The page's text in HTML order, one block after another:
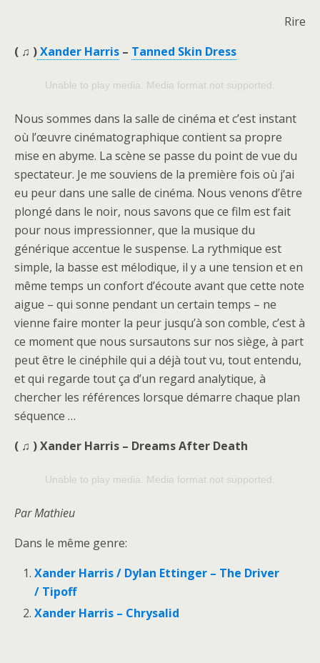
Rire
( ♫ )Xander Harris – Tanned Skin Dress
Unable to play media. Media format not supported.
Nous sommes dans la salle de cinéma et c’est instant
où l’œuvre cinématographique contient sa propre
mise en abyme. La scène se passe du point de vue du
spectateur. Je me souviens de la première fois où j’ai
eu peur dans une salle de cinéma. Nous venons d’être
plongé dans le noir, nous savons que ce film est fait
pour nous impressionner, que la musique du
générique accentue le suspense. La rythmique est
simple, la basse est mélodique, il y a une tension et en
même temps un confort d’écoute avant que cette note
aigue – qui sonne pendant un certain temps – ne
vienne faire monter la peur jusqu’à son comble, c’est à
ce moment que nous sursautons sur nos siège, à part
peut être le cinéphile qui a déjà tout vu, tout entendu,
et qui regarde tout ça d’un regard analytique, à
chercher les références lorsque démarre chaque plan
séquence …
( ♫ ) Xander Harris – Dreams After Death
Unable to play media. Media format not supported.
Par Mathieu
Dans le même genre:
Xander Harris / Dylan Ettinger – The Driver
/ Tipoff
Xander Harris – Chrysalid